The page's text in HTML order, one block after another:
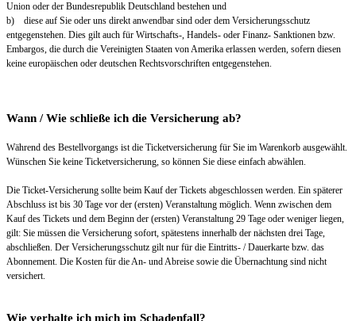
Union oder der Bundesrepublik Deutschland bestehen und
b) diese auf Sie oder uns direkt anwendbar sind oder dem Versicherungsschutz
entgegenstehen. Dies gilt auch für Wirtschafts-, Handels- oder Finanz- Sanktionen bzw.
Embargos, die durch die Vereinigten Staaten von Amerika erlassen werden, sofern diesen
keine europäischen oder deutschen Rechtsvorschriften entgegenstehen.
Wann / Wie schließe ich die Versicherung ab?
Während des Bestellvorgangs ist die Ticketversicherung für Sie im Warenkorb ausgewählt.
Wünschen Sie keine Ticketversicherung, so können Sie diese einfach abwählen.
Die Ticket-Versicherung sollte beim Kauf der Tickets abgeschlossen werden. Ein späterer
Abschluss ist bis 30 Tage vor der (ersten) Veranstaltung möglich. Wenn zwischen dem
Kauf des Tickets und dem Beginn der (ersten) Veranstaltung 29 Tage oder weniger liegen,
gilt: Sie müssen die Versicherung sofort, spätestens innerhalb der nächsten drei Tage,
abschließen. Der Versicherungsschutz gilt nur für die Eintritts- / Dauerkarte bzw. das
Abonnement. Die Kosten für die An- und Abreise sowie die Übernachtung sind nicht
versichert.
Wie verhalte ich mich im Schadenfall?